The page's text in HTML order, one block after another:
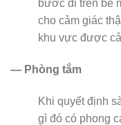
bước đi trên bề
cho cảm giác
khu vực được
— Phòng tắm
Khi quyết định
gì đó có phong